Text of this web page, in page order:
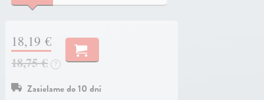
18,19 €
18,75 €
?
Zasielame do 10 dní